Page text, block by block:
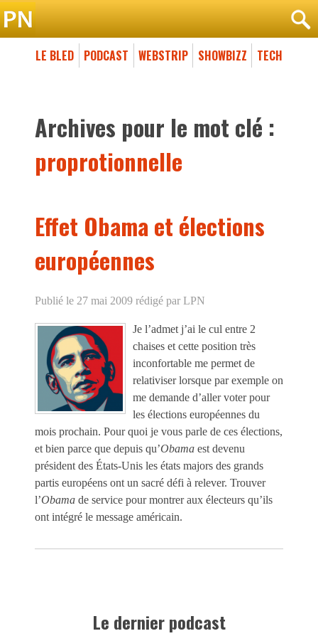
LE BLED PODCAST WEBSTRIP SHOWBIZZ TECH
Archives pour le mot clé :
proprotionnelle
Effet Obama et élections
européennes
Publié le 27 mai 2009 rédigé par LPN
Je l’admet j’ai le cul entre 2
chaises et cette position très
inconfortable me permet de
relativiser lorsque par exemple on
me demande d’aller voter pour
les élections européennes du
mois prochain. Pour quoi je vous parle de ces élections,
et bien parce que depuis qu’Obama est devenu
président des États-Unis les états majors des grands
partis européens ont un sacré défi à relever. Trouver
l’Obama de service pour montrer aux électeurs qu’ils
ont intégré le message américain.
Le dernier podcast